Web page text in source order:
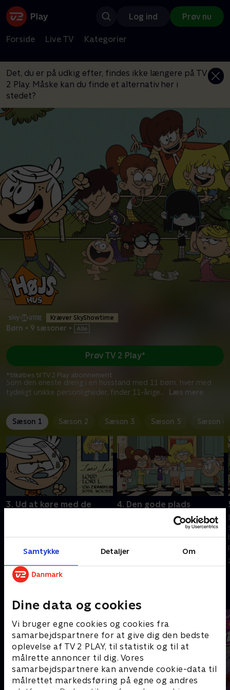
Samtykke Detaljer Om
Dine data og cookies
Vi bruger egne cookies og cookies fra
samarbejdspartnere for at give dig den bedste
oplevelse af TV 2 PLAY, til statistik og til at
målrette annoncer til dig. Vores
samarbejdspartnere kan anvende cookie-data til
målrettet markedsføring på egne og andres
Log ind Prøv nu
Forside Live TV Kategorier
Det, du er på udkig efter, findes ikke længere på TV
2 Play. Måske kan du finde et alternativ her i
stedet?
Kræver SkyShowtime
Børn • 9 sæsoner •
Som den eneste dreng i en husstand med 11 børn, hver med
tydeligt unikke personligheder, finder 11-årige... Læs mere
Prøv TV 2 Play*
*tilkøbes til TV 2 Play abonnement
Sæson 1 Sæson 2 Sæson 3 Sæson 5 Sæson 6
3. Ud at køre med de
bestå sin køreprøve. Lincoln og
vælte Lori.
21. februar 2023 • 21 min
4. Den gode plads
Lincoln vil have det bedste
sæde i bilen. Lincoln forsøger
at forlade børnebordet.
21. februar 2023 • 21 min